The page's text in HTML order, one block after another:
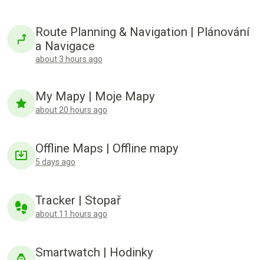
Route Planning & Navigation | Plánování
a Navigace
about 3 hours ago
My Mapy | Moje Mapy
about 20 hours ago
Offline Maps | Offline mapy
5 days ago
Tracker | Stopař
about 11 hours ago
Smartwatch | Hodinky